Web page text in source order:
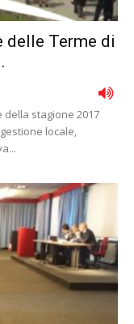
delle Terme di
stagione 2017
locale,